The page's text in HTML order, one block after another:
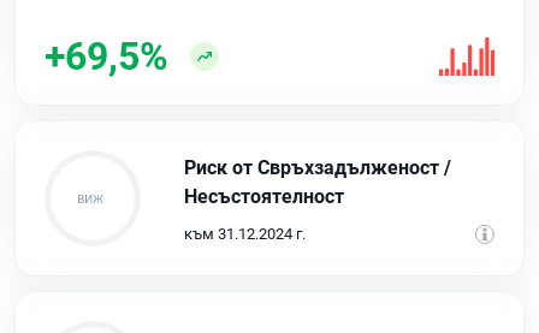
+69,5%
Риск от Свръхзадълженост /
Несъстоятелност
към 31.12.2024 г.